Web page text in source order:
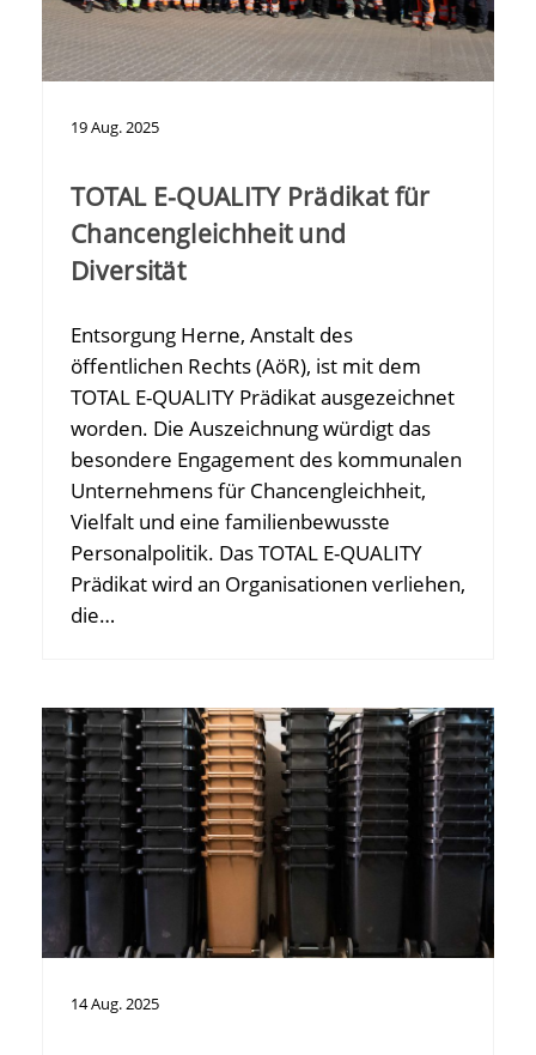
19Aug.2025
TOTAL E-QUALITY Prädikat für
Chancengleichheit und
Diversität
Entsorgung Herne, Anstalt des
öffentlichen Rechts (AöR), ist mit dem
TOTAL E-QUALITY Prädikat ausgezeichnet
worden. Die Auszeichnung würdigt das
besondere Engagement des kommunalen
Unternehmens für Chancengleichheit,
Vielfalt und eine familienbewusste
Personalpolitik. Das TOTAL E-QUALITY
Prädikat wird an Organisationen verliehen,
die…
14Aug.2025